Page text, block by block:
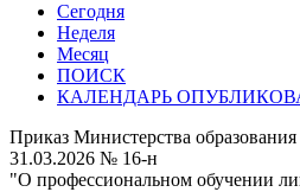
Сегодня
Неделя
Месяц
ПОИСК
КАЛЕНДАРЬ
Приказ Министерства
31.03.2026 № 16-н
"О профессиональном обучении